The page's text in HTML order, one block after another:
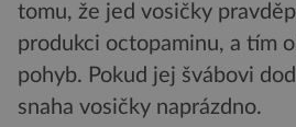
tomu, že jed vosičky
produkci octopaminu, a tím
pohyb. Pokud jej švábovi
snaha vosičky naprázdno.